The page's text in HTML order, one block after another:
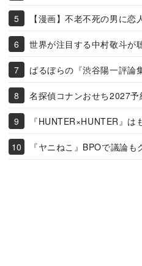
【漫画】不老不死の男に恋
世界が注目する中村敬斗が
ばるぼらの『渋谷陽一評論
名探偵コナンおせち2027予
『HUNTER×HUNTER』は
『ヤニねこ』BPOで議論